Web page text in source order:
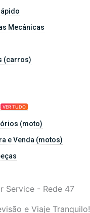
Mecânicas
(carros)
VER TUDO
(moto)
e Venda (motos)
Service - Rede 47
e Viaje Tranquilo!